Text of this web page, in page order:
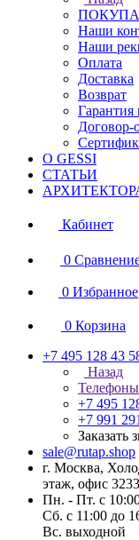
Наши
Наши
Оплата
Доставка
Возврат
Гарантия
Договор-
О GESSI
СТАТЬИ
Кабинет
0
0 Избранное
0 Корзина
+7 495 128 43
Назад
Телефоны
+7 495
+7 991
Заказать
sale@rutap.shop
г. Москва,
этаж, офис 3233
Пн. - Пт. с
Сб. с 11:00 до
Вс. выходной